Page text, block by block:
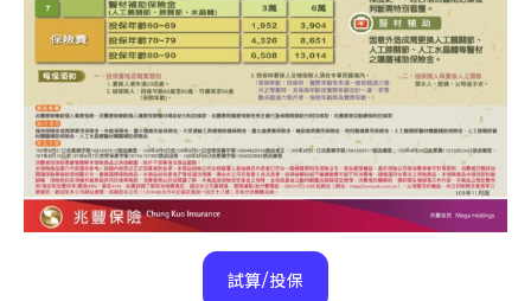
試算/投保